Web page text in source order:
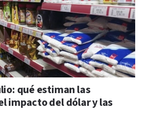
qué estiman las
impacto del dólar y las